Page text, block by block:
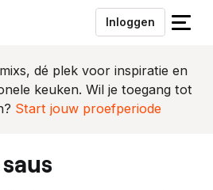
Inloggen
S
u
i
dé plek voor inspiratie en
keuken. Wil je toegang tot
Start jouw proefperiode
saus